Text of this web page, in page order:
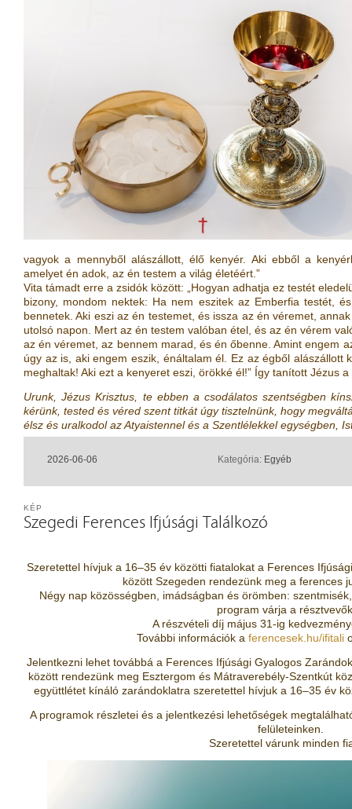
vagyok a mennyből alászállott, élő kenyér. Aki ebből a
amelyet én adok, az én testem a világ életéért.”
Vita támadt erre a zsidók között: „Hogyan adhatja ez testét
bizony, mondom nektek: Ha nem eszitek az Emberfia testét,
bennetek. Aki eszi az én testemet, és issza az én véremet,
utolsó napon. Mert az én testem valóban étel, és az én vérem
az én véremet, az bennem marad, és én őbenne. Amint engem
úgy az is, aki engem eszik, énáltalam él. Ez az égből alászállott
meghaltak! Aki ezt a kenyeret eszi, örökké él!” Így tanított Jézus
Urunk, Jézus Krisztus, te ebben a csodálatos szentségben
kérünk, tested és véred szent titkát úgy tisztelnünk, hogy
élsz és uralkodol az Atyaistennel és a Szentlélek­kel egységben,
2026-06-06 Kategória: Egyéb
Szegedi Ferences Ifjúsági Találkozó
KÉP
Szeretettel hívjuk a 16–35 év közötti fiatalokat a Ferences
között Szegeden rendezünk meg a ferences
Négy nap közösségben, imádságban és örömben:
program várja a
A részvételi díj május 31-ig
További információk a ferencesek.hu/ifitali
Jelentkezni lehet továbbá a Ferences Ifjúsági Gyalogos
között rendezünk meg Esztergom és Mátraverebély-Szentkút
együttlétet kínáló zarándoklatra szeretettel hívjuk a 16–35 év
A programok részletei és a jelentkezési lehetőségek
felületeinken.
Szeretettel várunk minden